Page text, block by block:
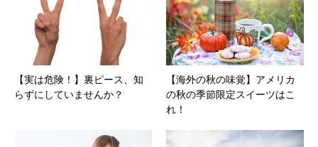
【実は危険！】裏ピース、知
らずにしていませんか？
【海外の秋の味覚】アメリカ
の秋の季節限定スイーツはこ
れ！